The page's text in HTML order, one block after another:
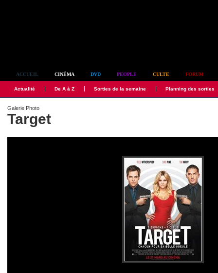
ACCUEIL CINÉMA DVD PEOPLE CULTE FORUM
Actualité De A à Z Sorties de la semaine Planning des sorties
Galerie Photo
Target